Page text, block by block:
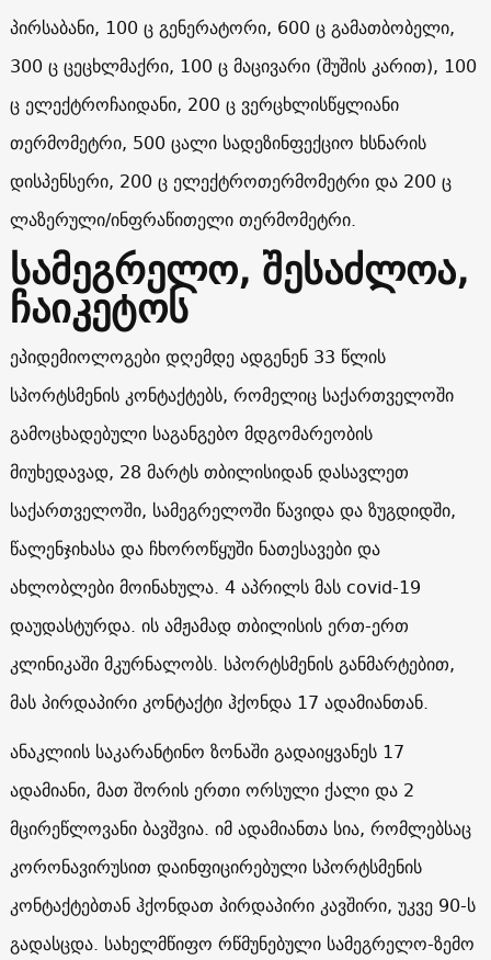
პირსაბანი, 100 ც გენერატორი, 600 ც გამათბობელი,
300 ც ცეცხლმაქრი, 100 ც მაცივარი (შუშის კარით), 100
ც ელექტროჩაიდანი, 200 ც ვერცხლისწყლიანი
თერმომეტრი, 500 ცალი სადეზინფექციო ხსნარის
დისპენსერი, 200 ც ელექტროთერმომეტრი და 200 ც
ლაზერული/ინფრაწითელი თერმომეტრი.
სამეგრელო, შესაძლოა,
ჩაიკეტოს
ეპიდემიოლოგები დღემდე ადგენენ 33 წლის
სპორტსმენის კონტაქტებს, რომელიც საქართველოში
გამოცხადებული საგანგებო მდგომარეობის
მიუხედავად, 28 მარტს თბილისიდან დასავლეთ
საქართველოში, სამეგრელოში წავიდა და ზუგდიდში,
წალენჯიხასა და ჩხოროწყუში ნათესავები და
ახლობლები მოინახულა. 4 აპრილს მას covid-19
დაუდასტურდა. ის ამჟამად თბილისის ერთ-ერთ
კლინიკაში მკურნალობს. სპორტსმენის განმარტებით,
მას პირდაპირი კონტაქტი ჰქონდა 17 ადამიანთან.
ანაკლიის საკარანტინო ზონაში გადაიყვანეს 17
ადამიანი, მათ შორის ერთი ორსული ქალი და 2
მცირეწლოვანი ბავშვია. იმ ადამიანთა სია, რომლებსაც
კორონავირუსით დაინფიცირებული სპორტსმენის
კონტაქტებთან ჰქონდათ პირდაპირი კავშირი, უკვე 90-ს
გადასცდა. სახელმწიფო რწმუნებული სამეგრელო-ზემო